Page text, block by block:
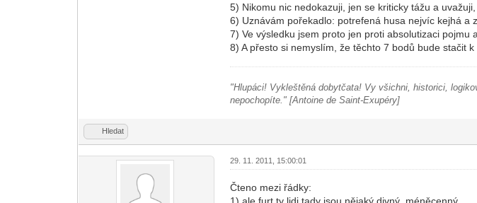
5) Nikomu nic nedokazuji, jen se kriticky tážu a
6) Uznávám pořekadlo: potrefená husa nejvíc kejhá a
7) Ve výsledku jsem proto jen proti absolutizaci pojmu
8) A přesto si nemyslím, že těchto 7 bodů bude stačit
"Hlupáci! Vykleštěná dobytčata! Vy všichni, historici,
nepochopíte." [Antoine de Saint-Exupéry]
Hledat
29. 11. 2011, 15:00:01
Čteno mezi řádky: